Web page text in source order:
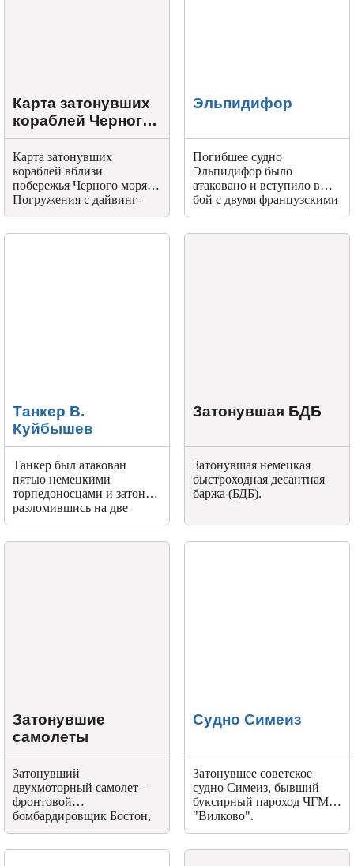
Карта затонувших
кораблей Черного
моря
Карта затонувших
кораблей вблизи
побережья Черного моря.
Погружения с дайвинг-
центром Aquatic в г.Анапа.
Эльпидифор
Погибшее судно
Эльпидифор было
атаковано и вступило в
бой с двумя французскими
миноносцами и
Танкер В.
Куйбышев
Танкер был атакован
пятью немецкими
торпедоносцами и затонул
разломившись на две
части.
Затонувшая БДБ
Затонувшая немецкая
быстроходная десантная
баржа (БДБ).
Затонувшие
самолеты
Затонувший
двухмоторный самолет –
фронтовой
бомбардировщик Бостон,
марка летающего судна
Судно Симеиз
Затонувшее советское
судно Симеиз, бывший
буксирный пароход ЧГМП
"Вилково".